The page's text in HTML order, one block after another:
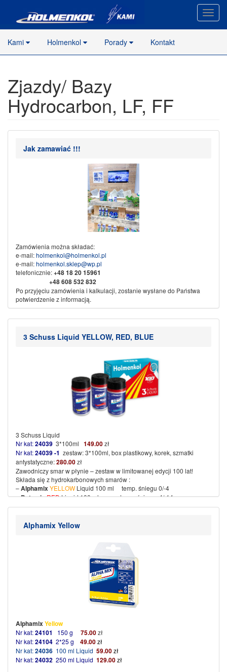
strony
Kami
Holmenkol Porady Kontakt
Zjazdy/ Bazy
Hydrocarbon, LF, FF
Jak zamawiać !!!
Zamówienia można składać:
e-mail:holmenkol@holmenkol.pl
e-mail:holmenkol.sklep@wp.pl
telefonicznie:+4818 20 15961
+48 608 532 832
Po przyjęciu zamówienia i kalkulacji, zostanie wysłane do Państwa
potwierdzenie z informacją.
Nikliński Jacek Export ImportKAMI w spadku
KAMI SPORT
3 Schuss Liquid YELLOW, RED, BLUE
3 Schuss Liquid
Nr kat:24039 3*100ml 149.00zł
Nr kat:24039 -1 zestaw: 3*100ml, box plastikowy, korek, szmatki
antystatyczne:280.00zł
Zawodniczy smar w płynie – zestaw w limitowanej edycji 100 lat!
Składa się z hydrokarbonowych smarów :
–Alphamix YELLOW Liquid 100 ml temp. śniegu 0/-4
–BetamixREDLiquid 100 ml temp. śniegu -4/-14
–UltramixBLUELiquid 100 ml temp. śniegu -8/-20
(więcej…)
Alphamix Yellow
Alphamix Yellow
Nr kat:24101 150 g 75.00zł
Nr kat:24104 2*25 g 49.00zł
Nr kat:24036 100 ml Liquid 59.00zł
Nr kat:24032 250 ml Liquid 129.00zł